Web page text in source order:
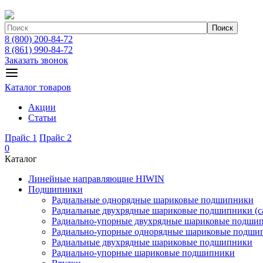
Поиск
8 (800) 200-84-72
8 (861) 990-84-72
Заказать звонок
Каталог товаров
Акции
Статьи
Прайс 1 Прайс 2
0
Каталог
Линейные направляющие HIWIN
Подшипники
Радиальные однорядные шариковые подшипники
Радиальные двухрядные шариковые подшипники
Радиально-упорные двухрядные шариковые
Радиально-упорные однорядные шариковые
Радиальные двухрядные шариковые подшипники
Радиально-упорные шариковые подшипники